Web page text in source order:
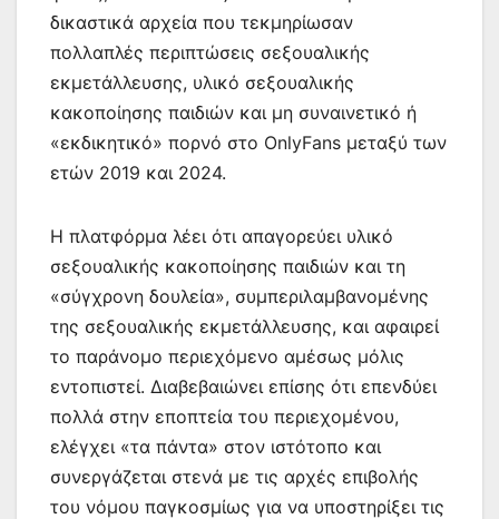
δικαστικά αρχεία που τεκμηρίωσαν
πολλαπλές περιπτώσεις σεξουαλικής
εκμετάλλευσης, υλικό σεξουαλικής
κακοποίησης παιδιών και μη συναινετικό ή
«εκδικητικό» πορνό στο OnlyFans μεταξύ των
ετών 2019 και 2024.
Η πλατφόρμα λέει ότι απαγορεύει υλικό
σεξουαλικής κακοποίησης παιδιών και τη
«σύγχρονη δουλεία», συμπεριλαμβανομένης
της σεξουαλικής εκμετάλλευσης, και αφαιρεί
το παράνομο περιεχόμενο αμέσως μόλις
εντοπιστεί. Διαβεβαιώνει επίσης ότι επενδύει
πολλά στην εποπτεία του περιεχομένου,
ελέγχει «τα πάντα» στον ιστότοπο και
συνεργάζεται στενά με τις αρχές επιβολής
του νόμου παγκοσμίως για να υποστηρίξει τις